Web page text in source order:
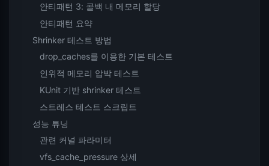
안티패턴 3: 콜백 내 메모리 할당
안티패턴 요약
Shrinker 테스트 방법
drop_caches를 이용한 기본 테스트
인위적 메모리 압박 테스트
KUnit 기반 shrinker 테스트
스트레스 테스트 스크립트
성능 튜닝
관련 커널 파라미터
vfs_cache_pressure 상세